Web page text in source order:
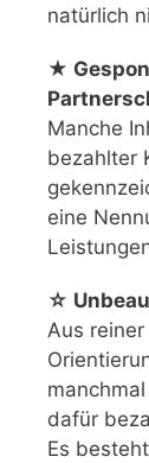
natürlich
★
Manche
bezahlter
eine
☆
Aus
dafür
Es